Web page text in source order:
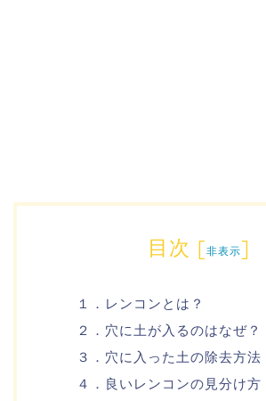
目次 [非表示]
１．レンコンとは？
２．穴に土が入るのはなぜ？
３．穴に入った土の除去方法
４．良いレンコンの見分け方